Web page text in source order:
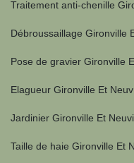
Traitement anti-chenille
Débroussaillage Gironville
Pose de gravier Gironville
Elagueur Gironville Et
Jardinier Gironville Et
Taille de haie Gironville Et